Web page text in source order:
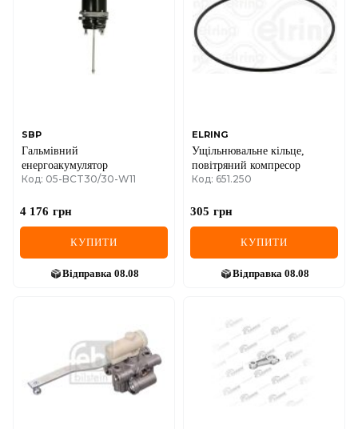
SBP
Гальмівний
енергоакумулятор
Код: 05-BCT30/30-W11
4 176 грн
КУПИТИ
Відправка 08.08
ELRING
Ущільнювальне кільце,
повітряний компресор
Код: 651.250
305 грн
КУПИТИ
Відправка 08.08